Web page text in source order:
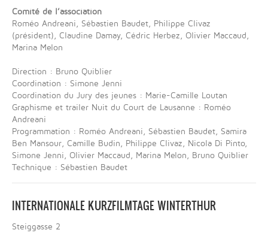
Comité de l’association
Roméo Andreani, Sébastien Baudet, Philippe Clivaz
(président), Claudine Damay, Cédric Herbez, Olivier Maccaud,
Marina Melon
Direction : Bruno Quiblier
Coordination : Simone Jenni
Coordination du Jury des jeunes : Marie-Camille Loutan
Graphisme et trailer Nuit du Court de Lausanne : Roméo
Andreani
Programmation : Roméo Andreani, Sébastien Baudet, Samira
Ben Mansour, Camille Budin, Philippe Clivaz, Nicola Di Pinto,
Simone Jenni, Olivier Maccaud, Marina Melon, Bruno Quiblier
Technique : Sébastien Baudet
INTERNATIONALE KURZFILMTAGE WINTERTHUR
Steiggasse 2